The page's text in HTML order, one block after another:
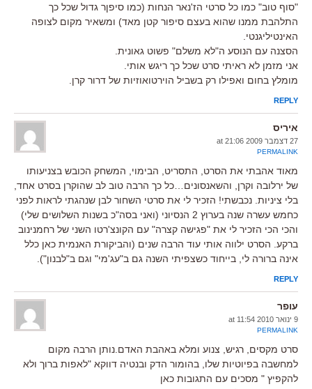
"סוף טוב" כמו כל סרטי הז'נאר הנחות (כמו סיפןר גדול שכל כך
התלהבת ממנו שהוא בעצם סיפור קטן מאד) ומשאיר מקום לצופה
האינטיליגנטי.
הסצנה עם הנוסע ה"לא משלם" פשוט גאונית.
אני מזמן לא ראיתי סרט שכל כך ריגש אותי.
מומלץ בחום ואפילו רק בשביל הוירטואוזיות של דרור קרן.
REPLY
איריס
27 דצמבר 2009 at 21:06
PERMALINK
מאוד אהבתי את הסרט, התסריט, הבימוי, המשחק הכובש בצניעותו
של ירלובה וקרן, והשאנסונים…כל כך הרבה טוב לב שהוקרן בסרט אחד,
בלי ציניות. נכבשתי! הזכיר לי את סרטי השחור לבן שנהגתי לראות לפני
כחמש עשרה שנה בערוץ 2 הנסיוני (ואני בסה"כ בשנות השלושים שלי)
והכי הכי הזכיר לי את "פגישה קצרה" עם הקונצ'רטו השני של רחמנינוב
ברקע. הסרט ילווה אותי עוד הרבה שנים (והביקורת האנמית כאן כלל
אינה ברורה לי, בייחוד כשצפיתי השנה גם ב"עג'מי" וגם ב"לבנון").
REPLY
עופר
9 ינואר 2010 at 11:54
PERMALINK
סרט מקסים, רגיש, צנוע ומלא באהבת האדם.נותן הרבה מקום
למחשבה בפיוטיות שלו, בהומור הדק ובנטיה דווקא "לאפות ברוך ולא
להקפיץ " מסכים עם התגובות כאן